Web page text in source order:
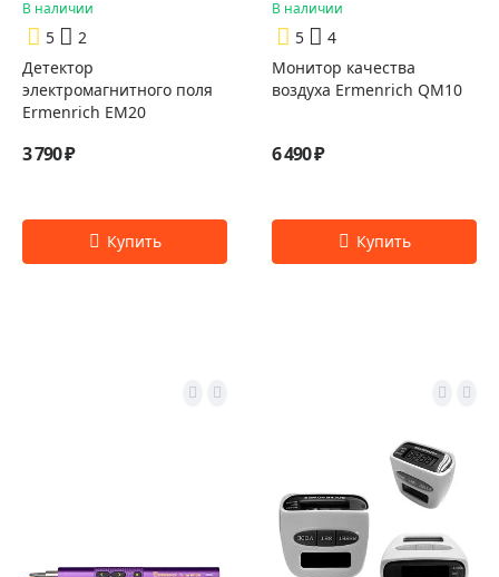
В наличии
5
2
Детектор
электромагнитного поля
Ermenrich EM20
3 790 ₽
В наличии
5
4
Монитор качества
воздуха Ermenrich QM10
6 490 ₽